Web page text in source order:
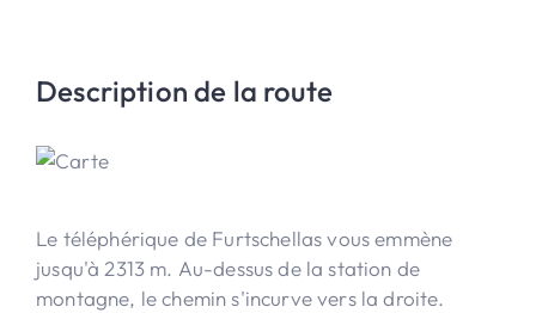
Description de la route
Le téléphérique de Furtschellas vous emmène
jusqu'à 2313 m. Au-dessus de la station de
montagne, le chemin s'incurve vers la droite.